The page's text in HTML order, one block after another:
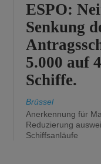
ESPO:
Senkung
5.000 auf
Schiffe.
Brüssel
Anerkennung für
Reduzierung
Schiffsanläufe